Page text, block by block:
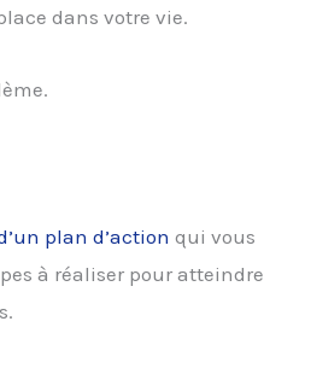
dans votre vie.
plan d’action qui vous
à réaliser pour atteindre